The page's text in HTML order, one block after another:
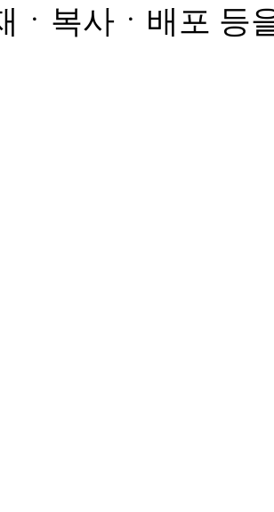
ㆍ복사ㆍ배포 등